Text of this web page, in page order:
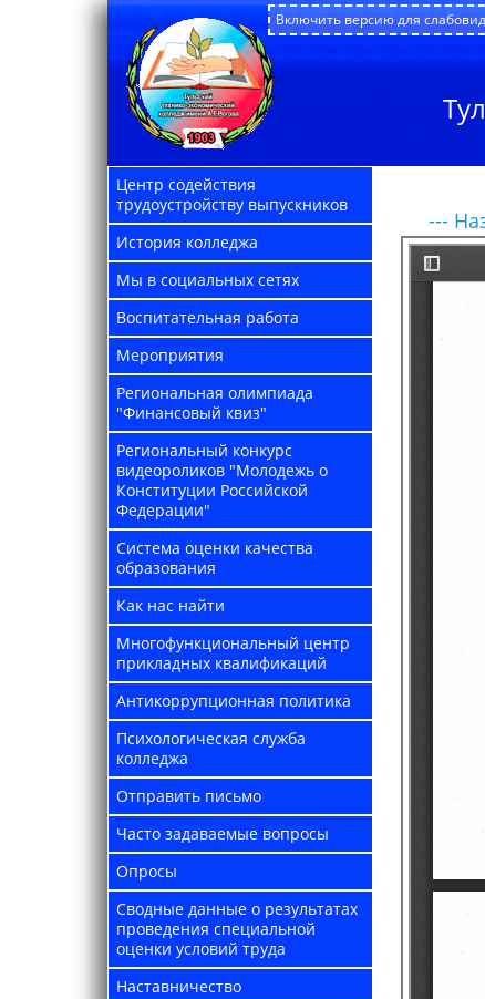
Включить версию для
Центр содействия
трудоустройству выпускников
История колледжа
Мы в социальных сетях
Воспитательная работа
Мероприятия
Региональная олимпиада
"Финансовый квиз"
Региональный конкурс
видеороликов "Молодежь о
Конституции Российской
Федерации"
Система оценки качества
образования
Как нас найти
Многофункциональный центр
прикладных квалификаций
Антикоррупционная политика
Психологическая служба
колледжа
Отправить письмо
Часто задаваемые вопросы
Опросы
Сводные данные о результатах
проведения специальной
оценки условий труда
Наставничество
---